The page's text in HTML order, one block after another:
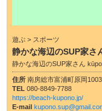
遊ぶ > スポーツ
静かな海辺のSUP家
静かな海辺のSUP家さん
住所南房総市富浦町原岡
TEL080-8849-7788
https://beach-kupono.jp/
E-mail